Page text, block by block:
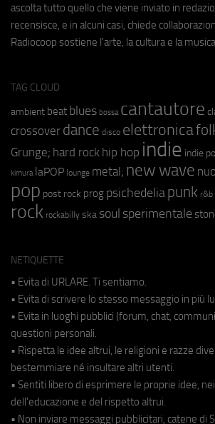
ascolta tutto quello che viene inviato in
recensisce, e in alcuni casi, chiede
Radiocoop sostiene l'arte, la cultura e la
TAG CLOUD
ambient beat blues bossa cantautore
crossover dance disco elettronica
Grunge; hard rock hip hop indie indie
kimura laPOP lounge metal; new wave
pop post rock prog psichedeliapunk r&b
rock rockabilly ska soul sperimentale
NETIQUETTE
• Evita di URLARE. Ti sentiamo.
• Evita di scrivere lo stesso messaggio in più
• Evita in luoghi pubblici (forum, chat,
questioni personali.
• Rispetta le idee altrui, le religioni e razze
bestemmiare né insultare altri utenti.
• Sentiti libero di esprimere le proprie idee,
dell'educazione e del rispetto altrui.
• Non inviare messaggi pubblicitari, catene di